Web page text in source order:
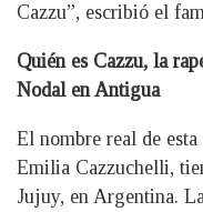
Cazzu”, escribió el
Quién es Cazzu, la
Nodal en Antigua
El nombre real de
Emilia Cazzuchelli,
Jujuy, en Argentina.